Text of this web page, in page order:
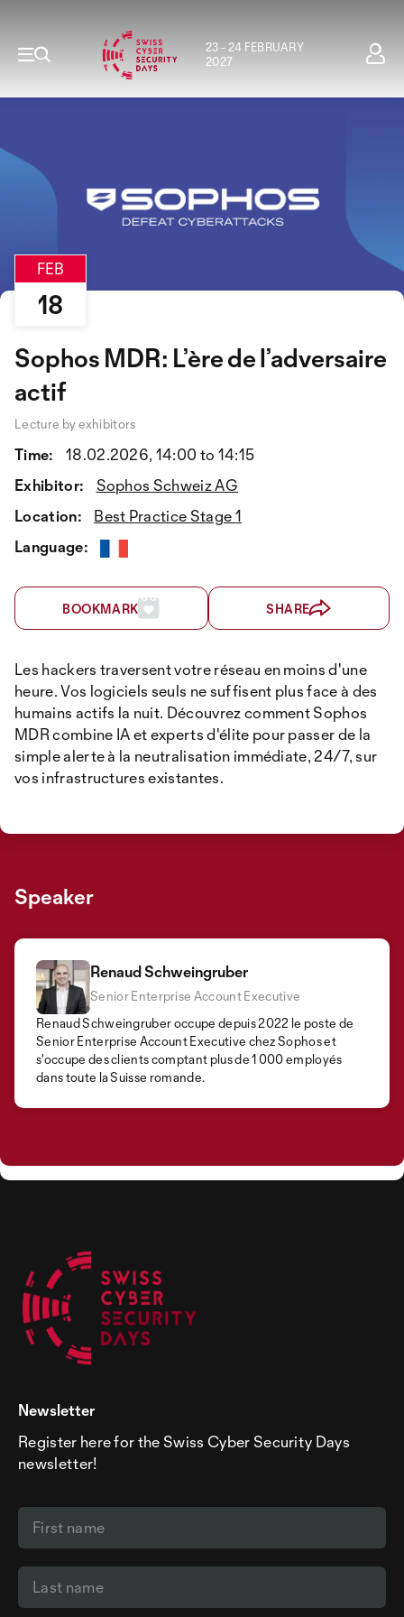
23 - 24 FEBRUARY
2027
FEB
18
Sophos MDR: L’ère de l’adversaire
actif
Lecture by exhibitors
Time:
18.02.2026, 14:00 to 14:15
Exhibitor:
Sophos Schweiz AG
Location:
Best Practice Stage 1
Language:
BOOKMARK SHARE
Les hackers traversent votre réseau en moins d'une
heure. Vos logiciels seuls ne suffisent plus face à des
humains actifs la nuit. Découvrez comment Sophos
MDR combine IA et experts d'élite pour passer de la
simple alerte à la neutralisation immédiate, 24/7, sur
vos infrastructures existantes.
Speaker
Renaud Schweingruber
Senior Enterprise Account Executive
Renaud Schweingruber occupe depuis 2022 le poste de
Senior Enterprise Account Executive chez Sophos et
s'occupe des clients comptant plus de 1 000 employés
dans toute la Suisse romande.
Newsletter
Register here for the Swiss Cyber Security Days
newsletter!